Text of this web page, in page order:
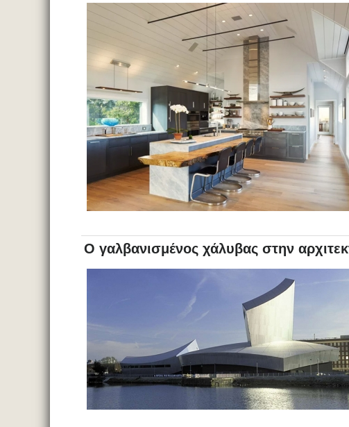
Ο γαλβανισμένος χάλυβας στην